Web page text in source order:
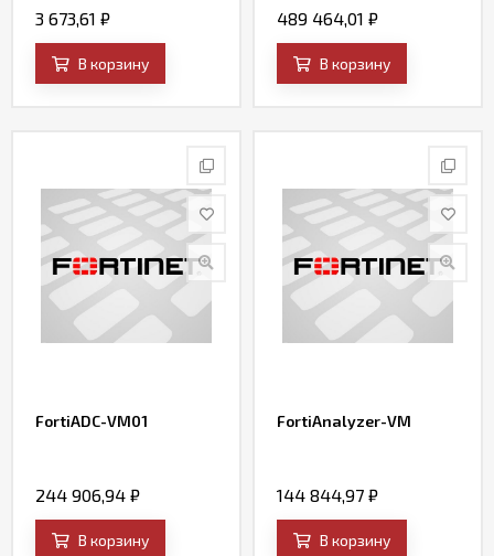
3 673,61 ₽
В корзину
throughput to 1Gbps
489 464,01 ₽
В корзину
FortiADC-VM01
244 906,94 ₽
В корзину
FortiAnalyzer-VM
144 844,97 ₽
В корзину